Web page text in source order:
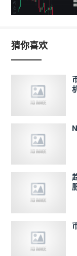
猜你喜欢